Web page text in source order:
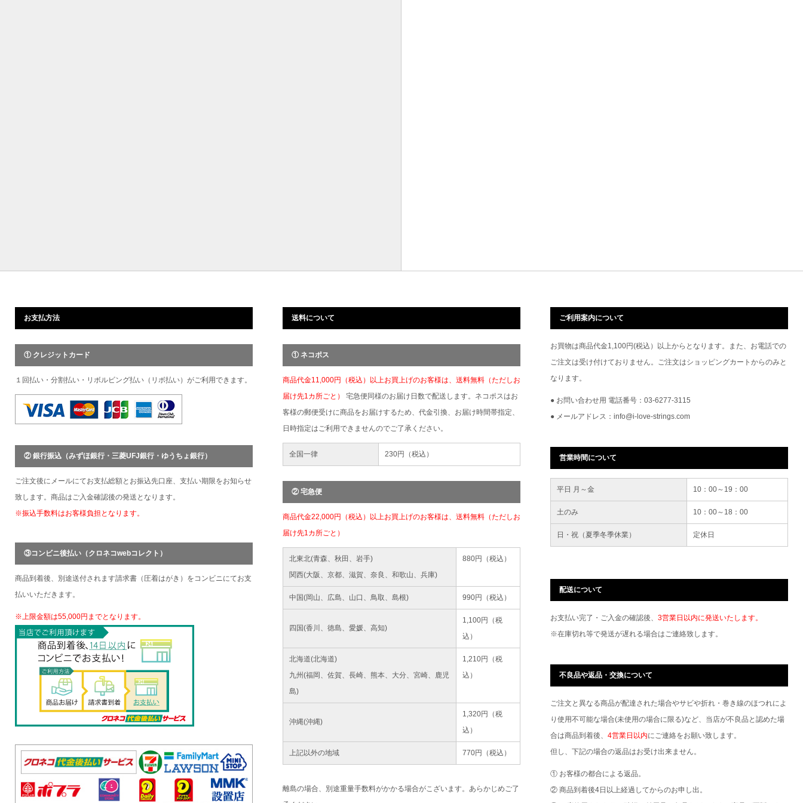
お支払方法
① クレジットカード
１回払い・分割払い・リボルビング払い（リボ払い）がご利用できます。
② 銀行振込（みずほ銀行・三菱UFJ銀行・ゆうちょ銀行）
ご注文後にメールにてお支払総額とお振込先口座、支払い期限をお知らせ
致します。商品はご入金確認後の発送となります。
※振込手数料はお客様負担となります。
③コンビニ後払い（クロネコwebコレクト）
商品到着後、別途送付されます請求書（圧着はがき）をコンビニにてお支
払いいただきます。
※上限金額は55,000円までとなります。
送料について
① ネコポス
商品代金11,000円（税込）以上お買上げのお客様は、送料無料（ただしお
届け先1カ所ごと） 宅急便同様のお届け日数で配送します。ネコポスはお
客様の郵便受けに商品をお届けするため、代金引換、お届け時間帯指定、
日時指定はご利用できませんのでご了承ください。
全国一律 230円（税込）
② 宅急便
商品代金22,000円（税込）以上お買上げのお客様は、送料無料（ただしお
届け先1カ所ごと）
北東北(青森、秋田、岩手)
関西(大阪、京都、滋賀、奈良、和歌山、兵庫)
880円（税込）
中国(岡山、広島、山口、鳥取、島根) 990円（税込）
四国(香川、徳島、愛媛、高知)
1,100円（税
込）
北海道(北海道)
九州(福岡、佐賀、長崎、熊本、大分、宮崎、鹿児
島)
1,210円（税
込）
沖縄(沖縄)
1,320円（税
込）
上記以外の地域 770円（税込）
離島の場合、別途重量手数料がかかる場合がこざいます。あらかじめご了
ご利用案内について
お買物は商品代金1,100円(税込）以上からとなります。また、お電話での
ご注文は受け付けておりません。ご注文はショッピングカートからのみと
なります。
● お問い合わせ用 電話番号：03-6277-3115
● メールアドレス：info@i-love-strings.com
営業時間について
平日 月～金 10：00～19：00
土のみ 10：00～18：00
日・祝（夏季冬季休業） 定休日
配送について
お支払い完了・ご入金の確認後、 3営業日以内に発送いたします。
※在庫切れ等で発送が遅れる場合はご連絡致します。
不良品や返品・交換について
ご注文と異なる商品が配達された場合やサビや折れ・巻き線のほつれによ
り使用不可能な場合(未使用の場合に限る)など、当店が不良品と認めた場
合は商品到着後、 4営業日以内にご連絡をお願い致します。
但し、下記の場合の返品はお受け出来ません。
① お客様の都合による返品。
② 商品到着後4日以上経過してからのお申し出。